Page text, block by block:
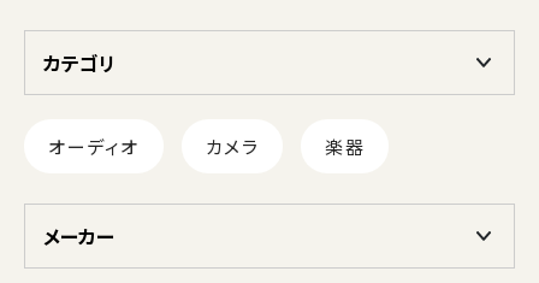
カテゴリ
オーディオ カメラ 楽器
メーカー